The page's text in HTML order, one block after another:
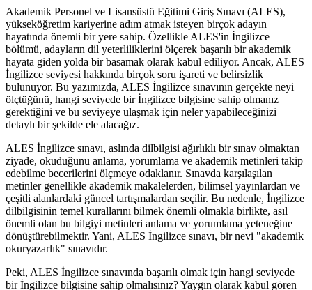
Akademik Personel ve Lisansüstü Eğitimi Giriş Sınavı (ALES),
yükseköğretim kariyerine adım atmak isteyen birçok adayın
hayatında önemli bir yere sahip. Özellikle ALES'in İngilizce
bölümü, adayların dil yeterliliklerini ölçerek başarılı bir akademik
hayata giden yolda bir basamak olarak kabul ediliyor. Ancak, ALES
İngilizce seviyesi hakkında birçok soru işareti ve belirsizlik
bulunuyor. Bu yazımızda, ALES İngilizce sınavının gerçekte neyi
ölçtüğünü, hangi seviyede bir İngilizce bilgisine sahip olmanız
gerektiğini ve bu seviyeye ulaşmak için neler yapabileceğinizi
detaylı bir şekilde ele alacağız.
ALES İngilizce sınavı, aslında dilbilgisi ağırlıklı bir sınav olmaktan
ziyade, okuduğunu anlama, yorumlama ve akademik metinleri takip
edebilme becerilerini ölçmeye odaklanır. Sınavda karşılaşılan
metinler genellikle akademik makalelerden, bilimsel yayınlardan ve
çeşitli alanlardaki güncel tartışmalardan seçilir. Bu nedenle, İngilizce
dilbilgisinin temel kurallarını bilmek önemli olmakla birlikte, asıl
önemli olan bu bilgiyi metinleri anlama ve yorumlama yeteneğine
dönüştürebilmektir. Yani, ALES İngilizce sınavı, bir nevi "akademik
okuryazarlık" sınavıdır.
Peki, ALES İngilizce sınavında başarılı olmak için hangi seviyede
bir İngilizce bilgisine sahip olmalısınız? Yaygın olarak kabul gören